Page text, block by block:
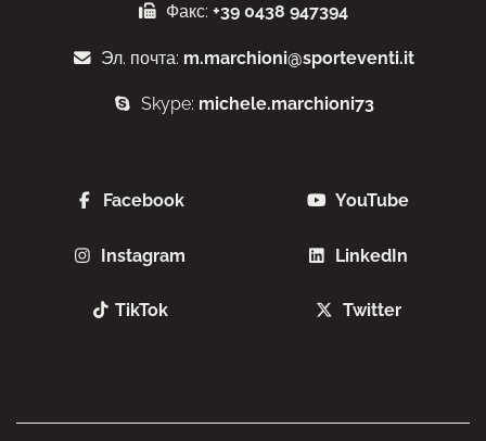
Факс:+39 0438 947394
Эл. почта: m.marchioni@sporteventi.it
Skype: michele.marchioni73
Facebook YouTube
Instagram LinkedIn
TikTok Twitter